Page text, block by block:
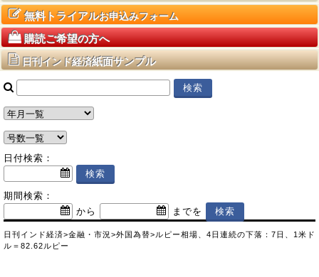
無料トライアルお申込みフォーム
購読ご希望の方へ
日刊インド経済紙面サンプル
日付検索：
期間検索：
から
までを
日刊インド経済>金融・市況 >外国為替>ルピー相場、4日連続の下落：7日、1米ド
ル＝82.62ルピー